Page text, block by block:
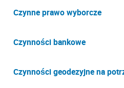
Czynne prawo wyborcze
Czynności bankowe
Czynności geodezyjne na